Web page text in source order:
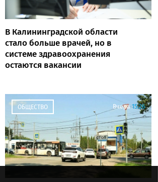
В Калининградской области
стало больше врачей, но в
системе здравоохранения
остаются вакансии
ОБЩЕСТВО Вчера 15:26